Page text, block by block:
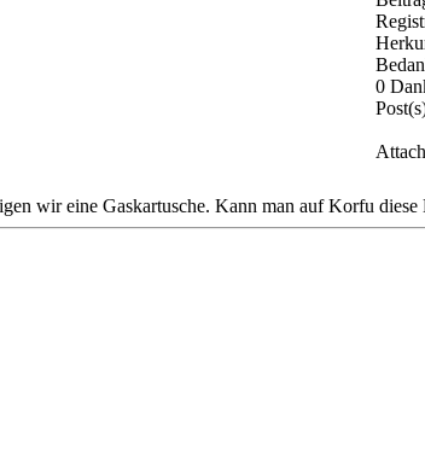
0
wir eine Gaskartusche. Kann man auf Korfu diese